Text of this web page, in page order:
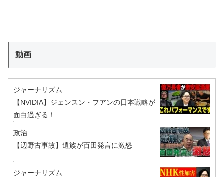
動画
ジャーナリズム
【NVIDIA】ジェンスン・フアンの日本戦略が
面白過ぎる！
政治
【辺野古事故】遺族が百田発言に激怒
ジャーナリズム